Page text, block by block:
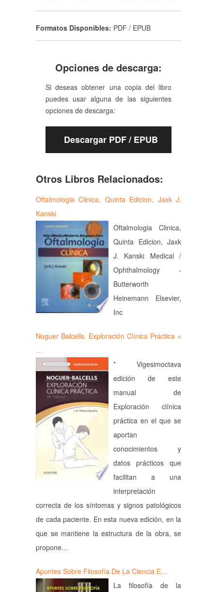
Formatos Disponibles: PDF / EPUB
Opciones de descarga:
Si deseas obtener una copia del libro
puedes usar alguna de las siguientes
opciones de descarga:
Descargar PDF / EPUB
Otros Libros Relacionados:
Oftalmologia Clinica, Quinta Edicion, Jaxk J.
Kanski
Oftalmologia Clinica,
Quinta Edicion, Jaxk
J. Kanski Medical /
Ophthalmology -
Butterworth
Heinemann Elsevier,
Inc
Noguer Balcells. Exploración Clínica Práctica +
…
* Vigesimoctava
edición de este
manual de
Exploración clínica
práctica en el que se
aportan
conocimientos y
datos prácticos que
facilitan a una
interpretación
correcta de los síntomas y signos patológicos
de cada paciente. En esta nueva edición, en la
que se mantiene la estructura de la obra, se
propone…
Apuntes Sobre Filosofía De La Ciencia E…
La filosofía de la